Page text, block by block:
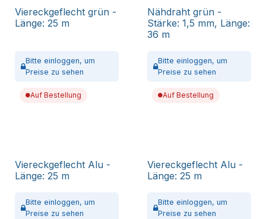
Viereckgeflecht grün -
Länge: 25 m
Bitte einloggen, um
Preise zu sehen
Auf Bestellung
Nähdraht grün -
Stärke: 1,5 mm, Länge:
36 m
Bitte einloggen, um
Preise zu sehen
Auf Bestellung
Viereckgeflecht Alu -
Länge: 25 m
Bitte einloggen, um
Preise zu sehen
Viereckgeflecht Alu -
Länge: 25 m
Bitte einloggen, um
Preise zu sehen